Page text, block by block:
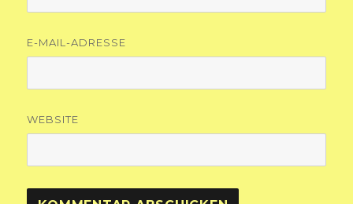
E-MAIL-ADRESSE
WEBSITE